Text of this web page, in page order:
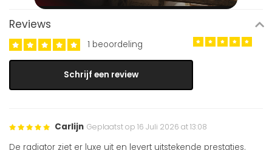
Reviews
1 beoordeling
Schrijf een review
Carlijn Geplaatst op 16 Juli 2026 at 13:08
De radiator ziet er luxe uit en levert uitstekende prestaties.